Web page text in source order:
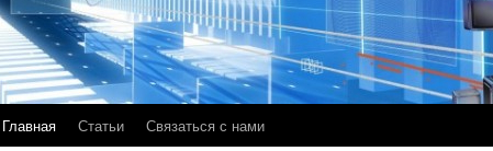
Главная Статьи Связаться с нами